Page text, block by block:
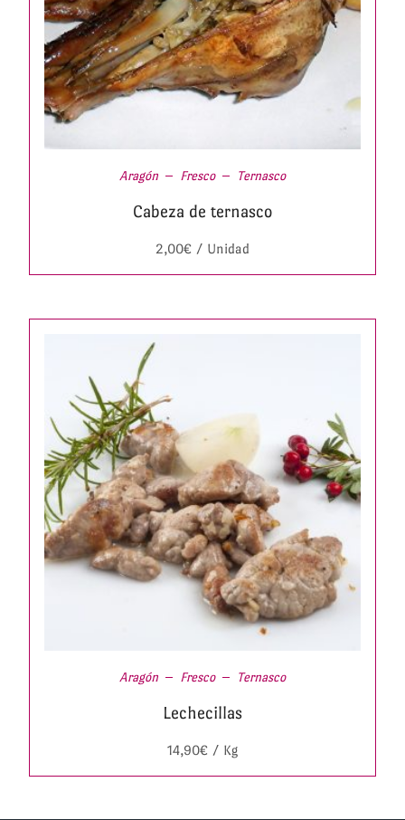
Aragón Fresco Ternasco
Cabeza de ternasco
2,00€ / Unidad
Aragón Fresco Ternasco
Lechecillas
14,90€ / Kg